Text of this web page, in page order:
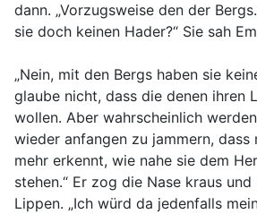
dann. „Vorzugsweise den der
sie doch keinen Hader?“ Sie sah
„Nein, mit den Bergs haben sie
glaube nicht, dass die denen ihren
wollen. Aber wahrscheinlich
wieder anfangen zu jammern, dass
mehr erkennt, wie nahe sie dem
stehen.“ Er zog die Nase kraus
Lippen. „Ich würd da jedenfalls